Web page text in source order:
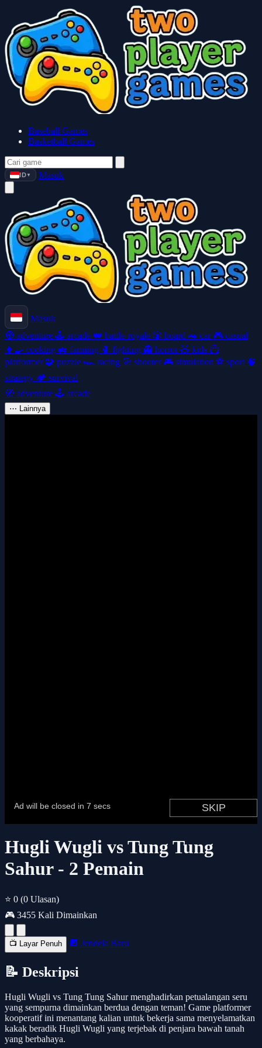
Baseball Games
Basketball Games
ID ▼ Masuk
Masuk
🧭 adventure 🕹️ arcade 👑 battle-royale 🎲 board 🚗 car 🎮 casual
👩‍🍳 cooking 🚜 farming 🥊 fighting 👻 horror🧸 kids 🦸
platformer 🧩 puzzle 🏎️ racing 🎯 shooter 🎮 simulation ⚽ sport 🧠
strategy 🏕️ survival
🧭 adventure 🕹️ arcade
⋯ Lainnya
Hugli Wugli vs Tung Tung
Sahur - 2 Pemain
⭐ 0 (0 Ulasan)
🎮 3455 Kali Dimainkan
📺 Layar Penuh 🔲 Jendela Baru
📝 Deskripsi
Hugli Wugli vs Tung Tung Sahur menghadirkan petualangan seru
yang sempurna dimainkan berdua dengan teman! Game platformer
kooperatif ini menantang kalian untuk bekerja sama menyelamatkan
kakak beradik Hugli Wugli yang terjebak di penjara bawah tanah
yang berbahaya.